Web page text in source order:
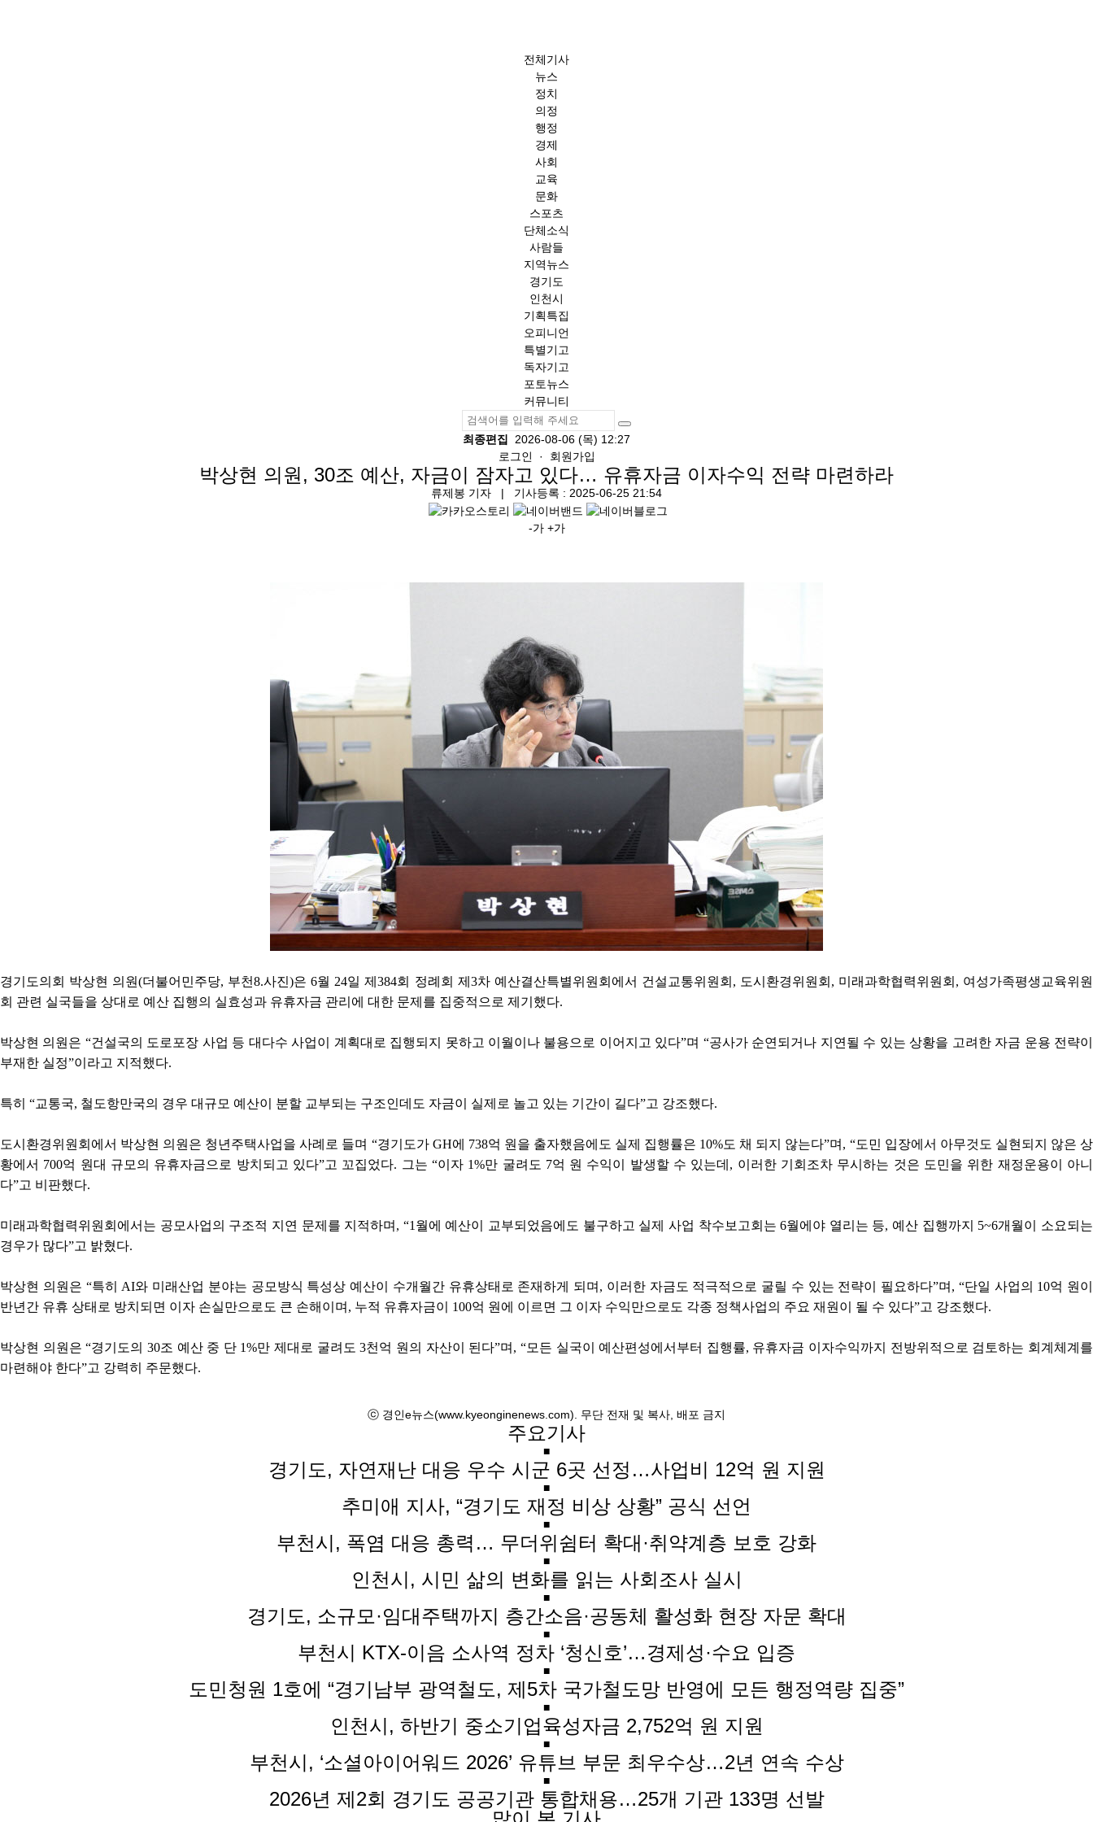
전체기사
뉴스
정치
의정
행정
경제
사회
교육
문화
스포츠
단체소식
사람들
지역뉴스
경기도
인천시
기획특집
오피니언
특별기고
독자기고
포토뉴스
커뮤니티
최종편집
2026-08-06 (목) 12:27
로그인 · 회원가입
박상현 의원, 30조 예산, 자금이 잠자고 있다… 유휴자금 이자수익 전략 마련하라
류제봉 기자 | 기사등록 : 2025-06-25 21:54
-가 +가
경기도의회 박상현 의원(더불어민주당, 부천8.사진)은 6월 24일 제384회 정례회 제3차 예산결산특별위원회에서 건설교통위원회, 도시환경위원회, 미래과학협력위원회, 여성가족평생교육위원
회 관련 실국들을 상대로 예산 집행의 실효성과 유휴자금 관리에 대한 문제를 집중적으로 제기했다.
박상현 의원은 “건설국의 도로포장 사업 등 대다수 사업이 계획대로 집행되지 못하고 이월이나 불용으로 이어지고 있다”며 “공사가 순연되거나 지연될 수 있는 상황을 고려한 자금 운용 전략이
부재한 실정”이라고 지적했다.
특히 “교통국, 철도항만국의 경우 대규모 예산이 분할 교부되는 구조인데도 자금이 실제로 놀고 있는 기간이 길다”고 강조했다.
도시환경위원회에서 박상현 의원은 청년주택사업을 사례로 들며 “경기도가 GH에 738억 원을 출자했음에도 실제 집행률은 10%도 채 되지 않는다”며, “도민 입장에서 아무것도 실현되지 않은 상
황에서 700억 원대 규모의 유휴자금으로 방치되고 있다”고 꼬집었다. 그는 “이자 1%만 굴려도 7억 원 수익이 발생할 수 있는데, 이러한 기회조차 무시하는 것은 도민을 위한 재정운용이 아니
다”고 비판했다.
미래과학협력위원회에서는 공모사업의 구조적 지연 문제를 지적하며, “1월에 예산이 교부되었음에도 불구하고 실제 사업 착수보고회는 6월에야 열리는 등, 예산 집행까지 5~6개월이 소요되는
경우가 많다”고 밝혔다.
박상현 의원은 “특히 AI와 미래산업 분야는 공모방식 특성상 예산이 수개월간 유휴상태로 존재하게 되며, 이러한 자금도 적극적으로 굴릴 수 있는 전략이 필요하다”며, “단일 사업의 10억 원이
반년간 유휴 상태로 방치되면 이자 손실만으로도 큰 손해이며, 누적 유휴자금이 100억 원에 이르면 그 이자 수익만으로도 각종 정책사업의 주요 재원이 될 수 있다”고 강조했다.
박상현 의원은 “경기도의 30조 예산 중 단 1%만 제대로 굴려도 3천억 원의 자산이 된다”며, “모든 실국이 예산편성에서부터 집행률, 유휴자금 이자수익까지 전방위적으로 검토하는 회계체계를
마련해야 한다”고 강력히 주문했다.
ⓒ 경인e뉴스(www.kyeonginenews.com). 무단 전재 및 복사, 배포 금지
주요기사
■
경기도, 자연재난 대응 우수 시군 6곳 선정…사업비 12억 원 지원
■
추미애 지사, “경기도 재정 비상 상황” 공식 선언
■
부천시, 폭염 대응 총력… 무더위쉼터 확대·취약계층 보호 강화
■
인천시, 시민 삶의 변화를 읽는 사회조사 실시
■
경기도, 소규모·임대주택까지 층간소음·공동체 활성화 현장 자문 확대
■
부천시 KTX-이음 소사역 정차 ‘청신호’…경제성·수요 입증
■
도민청원 1호에 “경기남부 광역철도, 제5차 국가철도망 반영에 모든 행정역량 집중”
■
인천시, 하반기 중소기업육성자금 2,752억 원 지원
■
부천시, ‘소셜아이어워드 2026’ 유튜브 부문 최우수상…2년 연속 수상
■
2026년 제2회 경기도 공공기관 통합채용…25개 기관 133명 선발